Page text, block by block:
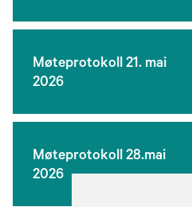
Møteprotokoll 21. mai
2026
Møteprotokoll 28.mai
2026